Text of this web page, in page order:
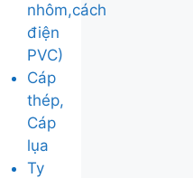
nhôm,cách
điện
PVC)
Cáp
thép,
Cáp
lụa
Ty